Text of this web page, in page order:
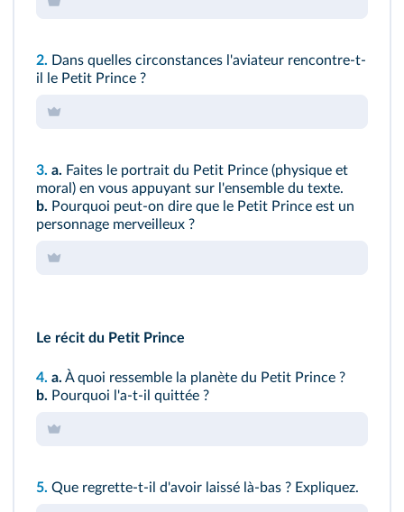
2. Dans quelles circonstances l'aviateur rencontre-t-
il le Petit Prince ?
3. a. Faites le portrait du Petit Prince (physique et
moral) en vous appuyant sur l'ensemble du texte.
b. Pourquoi peut-on dire que le Petit Prince est un
personnage merveilleux ?
Le récit du Petit Prince
4. a. À quoi ressemble la planète du Petit Prince ?
b. Pourquoi l'a-t-il quittée ?
5. Que regrette-t-il d'avoir laissé là-bas ? Expliquez.